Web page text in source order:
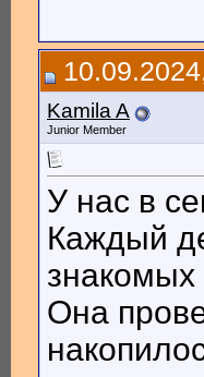
Kamila A
Junior Member
У нас в
Каждый
Она